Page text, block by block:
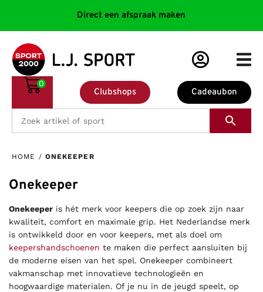
Direct een afspraak maken
Cadeaubon
Clubshops
0
HOME / ONEKEEPER
Onekeeper
Onekeeper is hét merk voor keepers die op zoek zijn naar
kwaliteit, comfort en maximale grip. Het Nederlandse merk
is ontwikkeld door en voor keepers, met als doel om
keepershandschoenen te maken die perfect aansluiten bij
de moderne eisen van het spel. Onekeeper combineert
vakmanschap met innovatieve technologieën en
hoogwaardige materialen. Of je nu in de jeugd speelt, op